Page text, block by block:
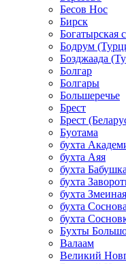
Бесов Нос
Бирск
Богатырская
Бодрум
Бозджаада
Болгар
Болгары
Большеречье
Брест
Брест
Буотама
бухта
бухта Аяя
бухта Бабушка
бухта
бухта Змеиная
бухта
бухта
Бухты
Валаам
Великий